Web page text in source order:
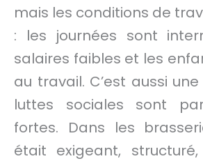
mais les conditions de
: les journées sont
salaires faibles et les
au travail. C’est aussi
luttes sociales sont
fortes. Dans les
était exigeant,